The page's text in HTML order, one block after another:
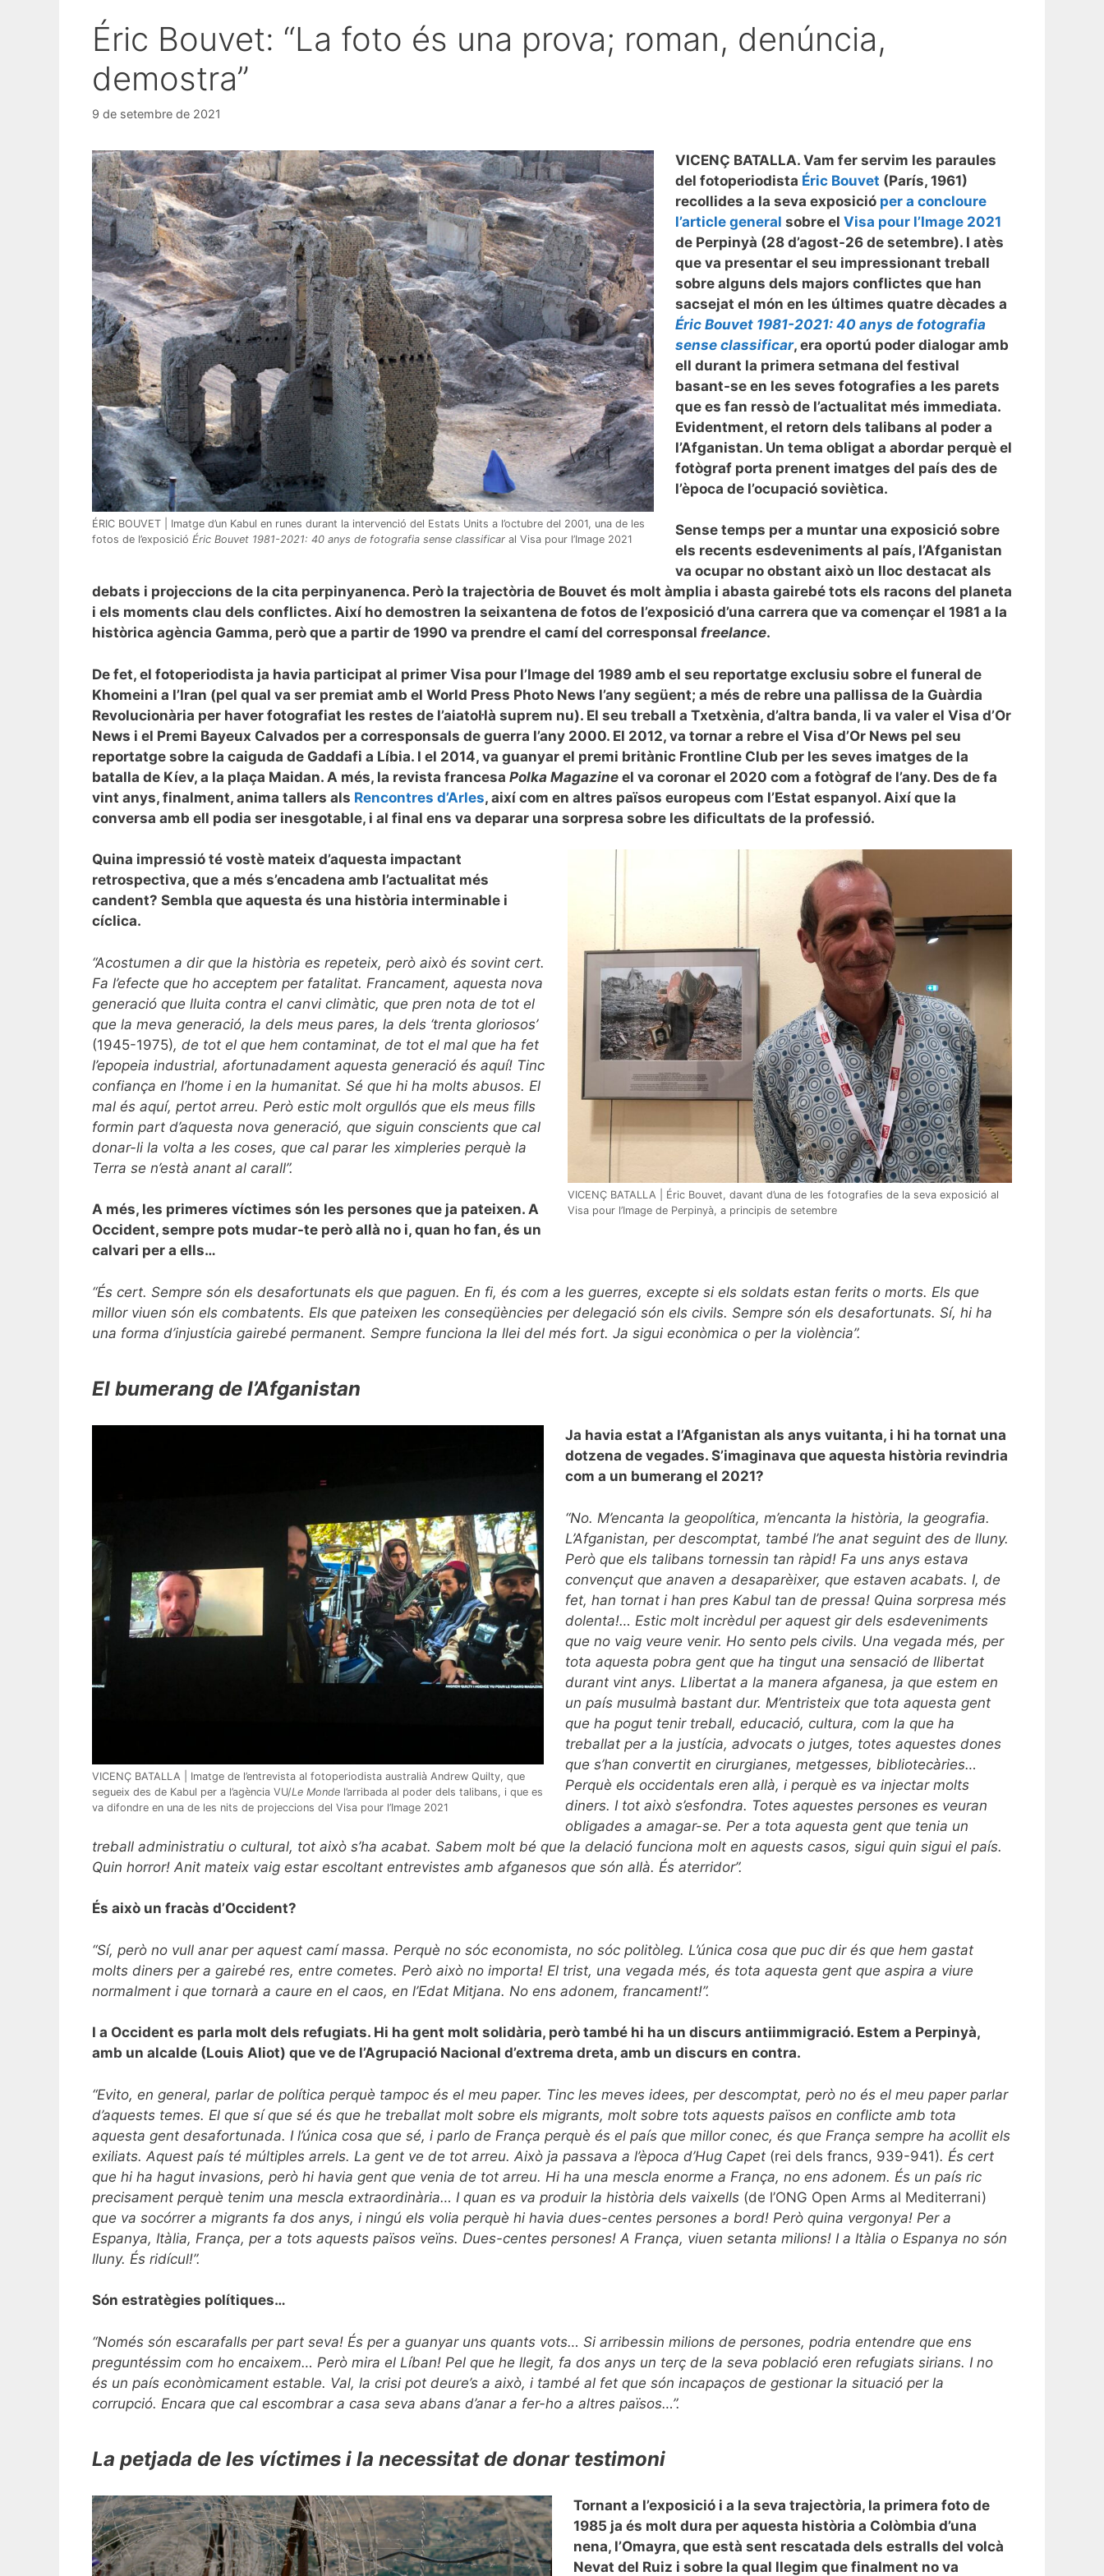
Éric Bouvet: “La foto és una prova; roman, denúncia,
demostra”
9 de setembre de 2021
ÉRIC BOUVET | Imatge d’un Kabul en runes durant la intervenció del Estats Units a l’octubre del 2001, una de les
fotos de l’exposició Éric Bouvet 1981-2021: 40 anys de fotografia sense classificar al Visa pour l’Image 2021
VICENÇ BATALLA. Vam fer servim les paraules
del fotoperiodista Éric Bouvet (París, 1961)
recollides a la seva exposició per a concloure
l’article general sobre el Visa pour l’Image 2021
de Perpinyà (28 d’agost-26 de setembre). I atès
que va presentar el seu impressionant treball
sobre alguns dels majors conflictes que han
sacsejat el món en les últimes quatre dècades a
Éric Bouvet 1981-2021: 40 anys de fotografia
sense classificar, era oportú poder dialogar amb
ell durant la primera setmana del festival
basant-se en les seves fotografies a les parets
que es fan ressò de l’actualitat més immediata.
Evidentment, el retorn dels talibans al poder a
l’Afganistan. Un tema obligat a abordar perquè el
fotògraf porta prenent imatges del país des de
l’època de l’ocupació soviètica.
Sense temps per a muntar una exposició sobre
els recents esdeveniments al país, l’Afganistan
va ocupar no obstant això un lloc destacat als
debats i projeccions de la cita perpinyanenca. Però la trajectòria de Bouvet és molt àmplia i abasta gairebé tots els racons del planeta
i els moments clau dels conflictes. Així ho demostren la seixantena de fotos de l’exposició d’una carrera que va començar el 1981 a la
històrica agència Gamma, però que a partir de 1990 va prendre el camí del corresponsal freelance.
De fet, el fotoperiodista ja havia participat al primer Visa pour l’Image del 1989 amb el seu reportatge exclusiu sobre el funeral de
Khomeini a l’Iran (pel qual va ser premiat amb el World Press Photo News l’any següent; a més de rebre una pallissa de la Guàrdia
Revolucionària per haver fotografiat les restes de l’aiatol·là suprem nu). El seu treball a Txetxènia, d’altra banda, li va valer el Visa d’Or
News i el Premi Bayeux Calvados per a corresponsals de guerra l’any 2000. El 2012, va tornar a rebre el Visa d’Or News pel seu
reportatge sobre la caiguda de Gaddafi a Líbia. I el 2014, va guanyar el premi britànic Frontline Club per les seves imatges de la
batalla de Kíev, a la plaça Maidan. A més, la revista francesa Polka Magazine el va coronar el 2020 com a fotògraf de l’any. Des de fa
vint anys, finalment, anima tallers als Rencontres d’Arles, així com en altres països europeus com l’Estat espanyol. Així que la
conversa amb ell podia ser inesgotable, i al final ens va deparar una sorpresa sobre les dificultats de la professió.
VICENÇ BATALLA | Éric Bouvet, davant d’una de les fotografies de la seva exposició al
Visa pour l’Image de Perpinyà, a principis de setembre
Quina impressió té vostè mateix d’aquesta impactant
retrospectiva, que a més s’encadena amb l’actualitat més
candent? Sembla que aquesta és una història interminable i
cíclica.
“Acostumen a dir que la història es repeteix, però això és sovint cert.
Fa l’efecte que ho acceptem per fatalitat. Francament, aquesta nova
generació que lluita contra el canvi climàtic, que pren nota de tot el
que la meva generació, la dels meus pares, la dels ‘trenta gloriosos’
(1945-1975), de tot el que hem contaminat, de tot el mal que ha fet
l’epopeia industrial, afortunadament aquesta generació és aquí! Tinc
confiança en l’home i en la humanitat. Sé que hi ha molts abusos. El
mal és aquí, pertot arreu. Però estic molt orgullós que els meus fills
formin part d’aquesta nova generació, que siguin conscients que cal
donar-li la volta a les coses, que cal parar les ximpleries perquè la
Terra se n’està anant al carall”.
A més, les primeres víctimes són les persones que ja pateixen. A
Occident, sempre pots mudar-te però allà no i, quan ho fan, és un
calvari per a ells…
“És cert. Sempre són els desafortunats els que paguen. En fi, és com a les guerres, excepte si els soldats estan ferits o morts. Els que
millor viuen són els combatents. Els que pateixen les conseqüències per delegació són els civils. Sempre són els desafortunats. Sí, hi ha
una forma d’injustícia gairebé permanent. Sempre funciona la llei del més fort. Ja sigui econòmica o per la violència”.
El bumerang de l’Afganistan
VICENÇ BATALLA | Imatge de l’entrevista al fotoperiodista australià Andrew Quilty, que
segueix des de Kabul per a l’agència VU/Le Monde l’arribada al poder dels talibans, i que es
va difondre en una de les nits de projeccions del Visa pour l’Image 2021
Ja havia estat a l’Afganistan als anys vuitanta, i hi ha tornat una
dotzena de vegades. S’imaginava que aquesta història revindria
com a un bumerang el 2021?
“No. M’encanta la geopolítica, m’encanta la història, la geografia.
L’Afganistan, per descomptat, també l’he anat seguint des de lluny.
Però que els talibans tornessin tan ràpid! Fa uns anys estava
convençut que anaven a desaparèixer, que estaven acabats. I, de
fet, han tornat i han pres Kabul tan de pressa! Quina sorpresa més
dolenta!… Estic molt incrèdul per aquest gir dels esdeveniments
que no vaig veure venir. Ho sento pels civils. Una vegada més, per
tota aquesta pobra gent que ha tingut una sensació de llibertat
durant vint anys. Llibertat a la manera afganesa, ja que estem en
un país musulmà bastant dur. M’entristeix que tota aquesta gent
que ha pogut tenir treball, educació, cultura, com la que ha
treballat per a la justícia, advocats o jutges, totes aquestes dones
que s’han convertit en cirurgianes, metgesses, bibliotecàries…
Perquè els occidentals eren allà, i perquè es va injectar molts
diners. I tot això s’esfondra. Totes aquestes persones es veuran
obligades a amagar-se. Per a tota aquesta gent que tenia un
treball administratiu o cultural, tot això s’ha acabat. Sabem molt bé que la delació funciona molt en aquests casos, sigui quin sigui el país.
Quin horror! Anit mateix vaig estar escoltant entrevistes amb afganesos que són allà. És aterridor”.
És això un fracàs d’Occident?
“Sí, però no vull anar per aquest camí massa. Perquè no sóc economista, no sóc politòleg. L’única cosa que puc dir és que hem gastat
molts diners per a gairebé res, entre cometes. Però això no importa! El trist, una vegada més, és tota aquesta gent que aspira a viure
normalment i que tornarà a caure en el caos, en l’Edat Mitjana. No ens adonem, francament!”.
I a Occident es parla molt dels refugiats. Hi ha gent molt solidària, però també hi ha un discurs antiimmigració. Estem a Perpinyà,
amb un alcalde (Louis Aliot) que ve de l’Agrupació Nacional d’extrema dreta, amb un discurs en contra.
“Evito, en general, parlar de política perquè tampoc és el meu paper. Tinc les meves idees, per descomptat, però no és el meu paper parlar
d’aquests temes. El que sí que sé és que he treballat molt sobre els migrants, molt sobre tots aquests països en conflicte amb tota
aquesta gent desafortunada. I l’única cosa que sé, i parlo de França perquè és el país que millor conec, és que França sempre ha acollit els
exiliats. Aquest país té múltiples arrels. La gent ve de tot arreu. Això ja passava a l’època d’Hug Capet (rei dels francs, 939-941). És cert
que hi ha hagut invasions, però hi havia gent que venia de tot arreu. Hi ha una mescla enorme a França, no ens adonem. És un país ric
precisament perquè tenim una mescla extraordinària… I quan es va produir la història dels vaixells (de l’ONG Open Arms al Mediterrani)
que va socórrer a migrants fa dos anys, i ningú els volia perquè hi havia dues-centes persones a bord! Però quina vergonya! Per a
Espanya, Itàlia, França, per a tots aquests països veïns. Dues-centes persones! A França, viuen setanta milions! I a Itàlia o Espanya no són
lluny. És ridícul!”.
Són estratègies polítiques…
“Només són escarafalls per part seva! És per a guanyar uns quants vots… Si arribessin milions de persones, podria entendre que ens
preguntéssim com ho encaixem… Però mira el Líban! Pel que he llegit, fa dos anys un terç de la seva població eren refugiats sirians. I no
és un país econòmicament estable. Val, la crisi pot deure’s a això, i també al fet que són incapaços de gestionar la situació per la
corrupció. Encara que cal escombrar a casa seva abans d’anar a fer-ho a altres països…”.
La petjada de les víctimes i la necessitat de donar testimoni
Tornant a l’exposició i a la seva trajectòria, la primera foto de
1985 ja és molt dura per aquesta història a Colòmbia d’una
nena, l’Omayra, que està sent rescatada dels estralls del volcà
Nevat del Ruiz i sobre la qual llegim que finalment no va